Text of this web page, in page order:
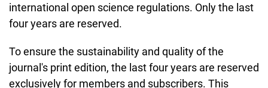
international open science regulations. Only the last
four years are reserved.
To ensure the sustainability and quality of the
journal's print edition, the last four years are reserved
exclusively for members and subscribers. This